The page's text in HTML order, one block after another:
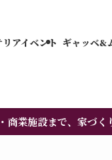
アイベント ギャッベ&
商業施設まで、家づ